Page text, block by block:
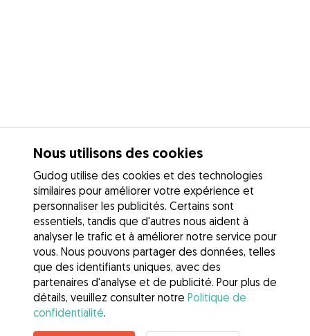
Contacter Perrine
Nous utilisons des cookies
Gudog utilise des cookies et des technologies
similaires pour améliorer votre expérience et
personnaliser les publicités. Certains sont
essentiels, tandis que d'autres nous aident à
analyser le trafic et à améliorer notre service pour
vous. Nous pouvons partager des données, telles
que des identifiants uniques, avec des
partenaires d'analyse et de publicité. Pour plus de
détails, veuillez consulter notre Politique de
confidentialité.